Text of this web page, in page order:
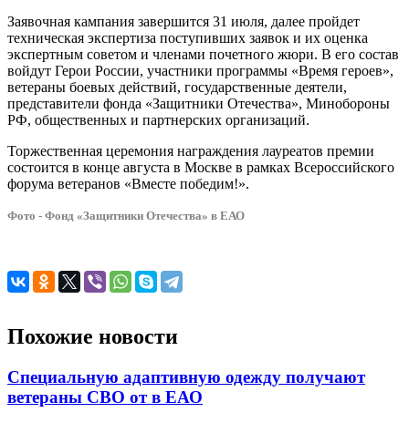
Заявочная кампания завершится 31 июля, далее пройдет
техническая экспертиза поступивших заявок и их оценка
экспертным советом и членами почетного жюри. В его состав
войдут Герои России, участники программы «Время героев»,
ветераны боевых действий, государственные деятели,
представители фонда «Защитники Отечества», Минобороны
РФ, общественных и партнерских организаций.
Торжественная церемония награждения лауреатов премии
состоится в конце августа в Москве в рамках Всероссийского
форума ветеранов «Вместе победим!».
Фото - Фонд «Защитники Отечества» в ЕАО
Похожие новости
Специальную адаптивную одежду получают
ветераны СВО от в ЕАО